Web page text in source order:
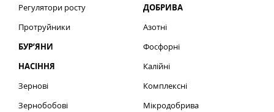
Регулятори росту
Протруйники
БУР’ЯНИ
НАСІННЯ
Зернові
Зернобобові
ДОБРИВА
Азотні
Фосфорні
Калійні
Комплексні
Мікродобрива